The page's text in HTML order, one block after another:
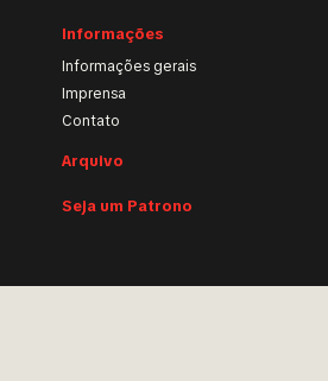
Informações
Informações gerais
Imprensa
Contato
Arquivo
Seja um Patrono